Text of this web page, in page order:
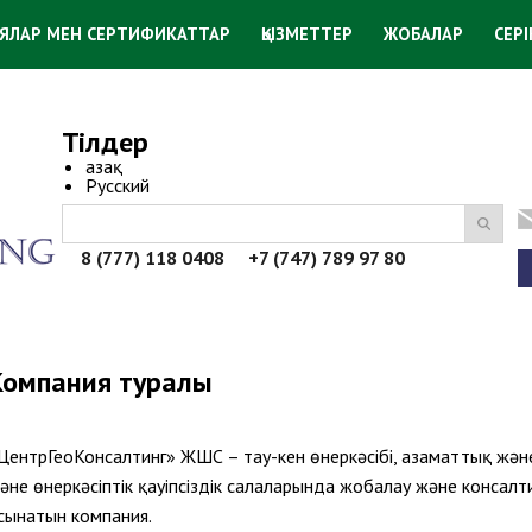
МЕН СЕРТИФИКАТТАР ҚЫЗМЕТТЕР ЖОБАЛАР
Тілдер
Қазақ
Русский
8 (777) 118 0408 +7 (747) 789 97 80
туралы
ЖШС – тау-кен өнеркәсібі, азаматтық
өнеркәсіптік қауіпсіздік салаларында жобалау және
компания.